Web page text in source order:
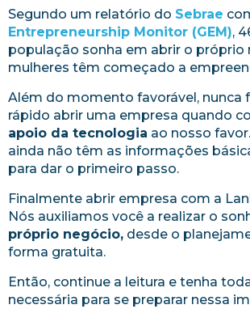
Segundo um relatório do Sebrae
Entrepreneurship Monitor (GEM),
população sonha em abrir o próprio
mulheres têm começado a
Além do momento favorável, nunca
rápido abrir uma empresa quando
apoio da tecnologia ao nosso
ainda não têm as informações
para dar o primeiro passo.
Finalmente abrir empresa com a
Nós auxiliamos você a realizar o
próprio negócio, desde o
forma gratuita.
Então, continue a leitura e tenha
necessária para se preparar nessa